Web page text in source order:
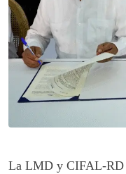
La LMD y CIFAL-RD